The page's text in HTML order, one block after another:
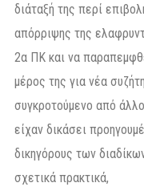
διάταξή της περί
απόρριψης της
2α ΠΚ και να
μέρος της για νέα
συγκροτούμενο από
είχαν δικάσει
δικηγόρους των
σχετικά πρακτικά,